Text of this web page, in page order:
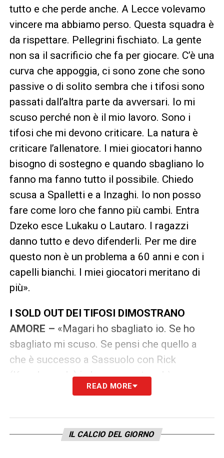
tutto e che perde anche. A Lecce volevamo
vincere ma abbiamo perso. Questa squadra è
da rispettare. Pellegrini fischiato. La gente
non sa il sacrificio che fa per giocare. C’è una
curva che appoggia, ci sono zone che sono
passive o di solito sembra che i tifosi sono
passati dall’altra parte da avversari. Io mi
scuso perché non è il mio lavoro. Sono i
tifosi che mi devono criticare. La natura è
criticare l’allenatore. I miei giocatori hanno
bisogno di sostegno e quando sbagliano lo
fanno ma fanno tutto il possibile. Chiedo
scusa a Spalletti e a Inzaghi. Io non posso
fare come loro che fanno più cambi. Entra
Dzeko esce Lukaku o Lautaro. I ragazzi
danno tutto e devo difenderli. Per me dire
questo non è un problema a 60 anni e con i
capelli bianchi. I miei giocatori meritano di
più».
I SOLD OUT DEI TIFOSI DIMOSTRANO
AMORE – «Magari ho sbagliato io. Se ho
sbagliato mi scuso. Se pensi che quello a
che è successo a Sassuolo con Rick
(Karsdorp ndr.) io ho esagerato ed è un
esempio in cui dico mea culpa e tu hai
in un campo di plastica. Qual è stato l’ultimo
anno in cui la Roma aveva bisogno di fare
READ MORE
IL CALCIO DEL GIORNO